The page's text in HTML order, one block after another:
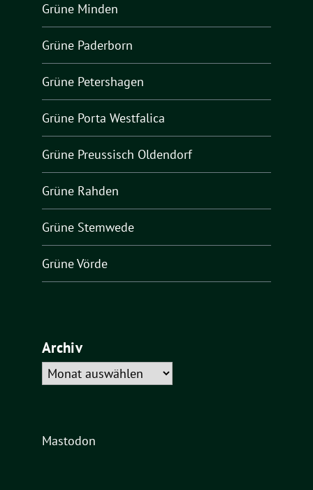
Grüne Minden
Grüne Paderborn
Grüne Petershagen
Grüne Porta Westfalica
Grüne Preussisch Oldendorf
Grüne Rahden
Grüne Stemwede
Grüne Vörde
Archiv
Archiv
Mastodon